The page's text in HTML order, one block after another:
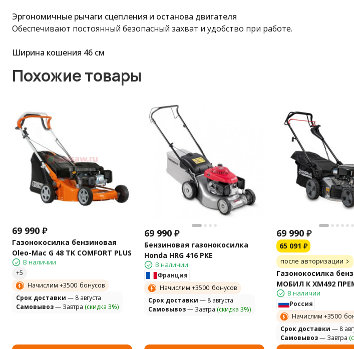
Эргономичные рычаги сцепления и останова двигателя
Обеспечивают постоянный безопасный захват и удобство при работе.
Ширина кошения 46 см
Похожие товары
69 990 ₽
Газонокосилка бензиновая
Oleo-Mac G 48 TK COMFORT PLUS
В наличии
Начислим +3500 бонусов
Cрок доставки — 8 августа
Самовывоз— Завтра (скидка 3%)
69 990 ₽
Бензиновая газонокосилка
Honda HRG 416 PKE
В наличии
Франция
Начислим +3500 бонусов
Cрок доставки — 8 августа
Самовывоз— Завтра (скидка 3%)
69 990 ₽
65 091 ₽
после авторизации
Газонокосилка
МОБИЛ К XM492
В наличии
Россия
Начислим +3500
Cрок доставки — 8
Самовывоз— Завтра